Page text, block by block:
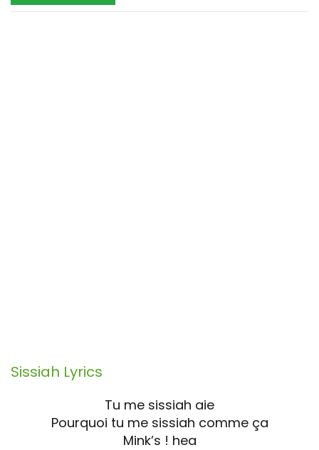
Sissiah Lyrics
Tu me sissiah aie
Pourquoi tu me sissiah comme ça
Mink’s ! hea